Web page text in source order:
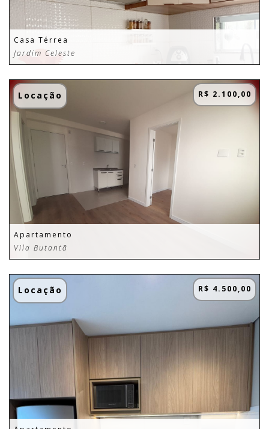
Casa Térrea
Jardim Celeste
Locação R$ 2.100,00
Apartamento
Vila Butantã
Locação R$ 4.500,00